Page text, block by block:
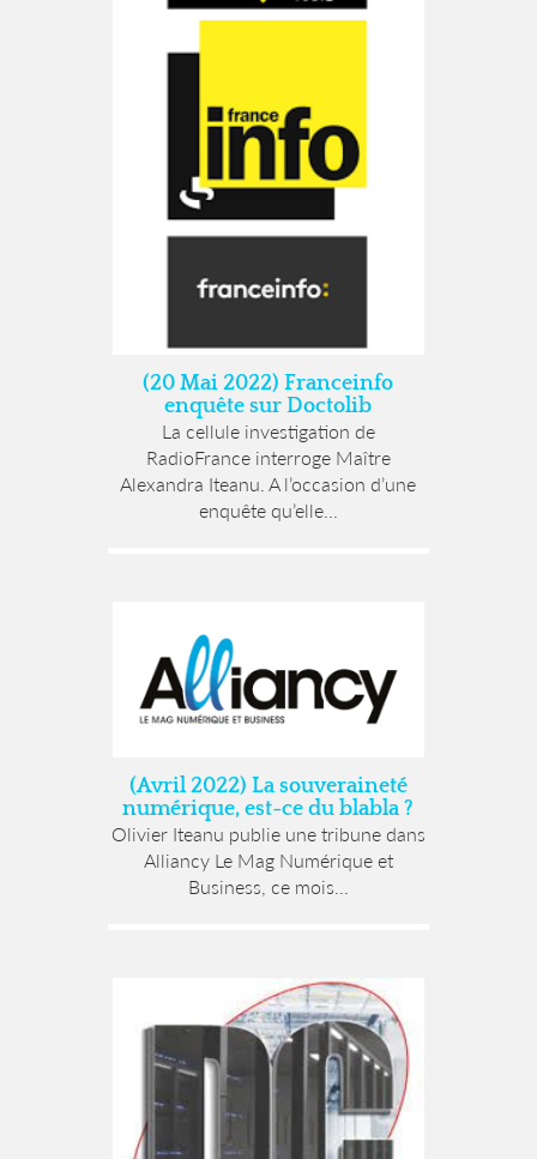
(20 Mai 2022) Franceinfo
enquête sur Doctolib
La cellule investigation de
RadioFrance interroge Maître
Alexandra Iteanu. A l’occasion d’une
enquête qu’elle...
(Avril 2022) La souveraineté
numérique, est-ce du blabla ?
Olivier Iteanu publie une tribune dans
Alliancy Le Mag Numérique et
Business, ce mois...